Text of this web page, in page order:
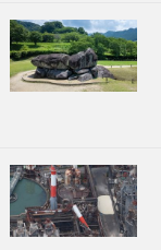
لايف ستايل
إعلان